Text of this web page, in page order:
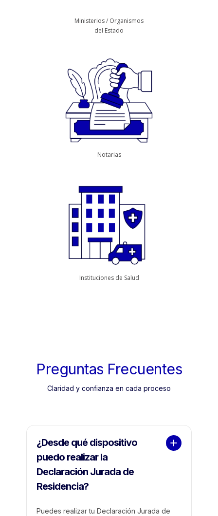
Ministerios / Organismos
del Estado
Notarias
Instituciones de Salud
Preguntas Frecuentes
Claridad y confianza en cada proceso
¿Desde qué dispositivo
puedo realizar la
Declaración Jurada de
Residencia?
Puedes realizar tu Declaración Jurada de